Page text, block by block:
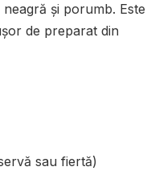
și porumb. Este
de preparat din
sau fiertă)